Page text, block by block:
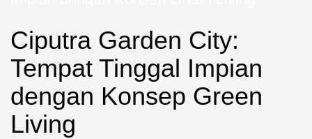
Ciputra Garden City:
Tempat Tinggal Impian
dengan Konsep Green
Living